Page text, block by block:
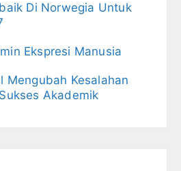
Di Norwegia Untuk
Ekspresi Manusia
Mengubah Kesalahan
Akademik